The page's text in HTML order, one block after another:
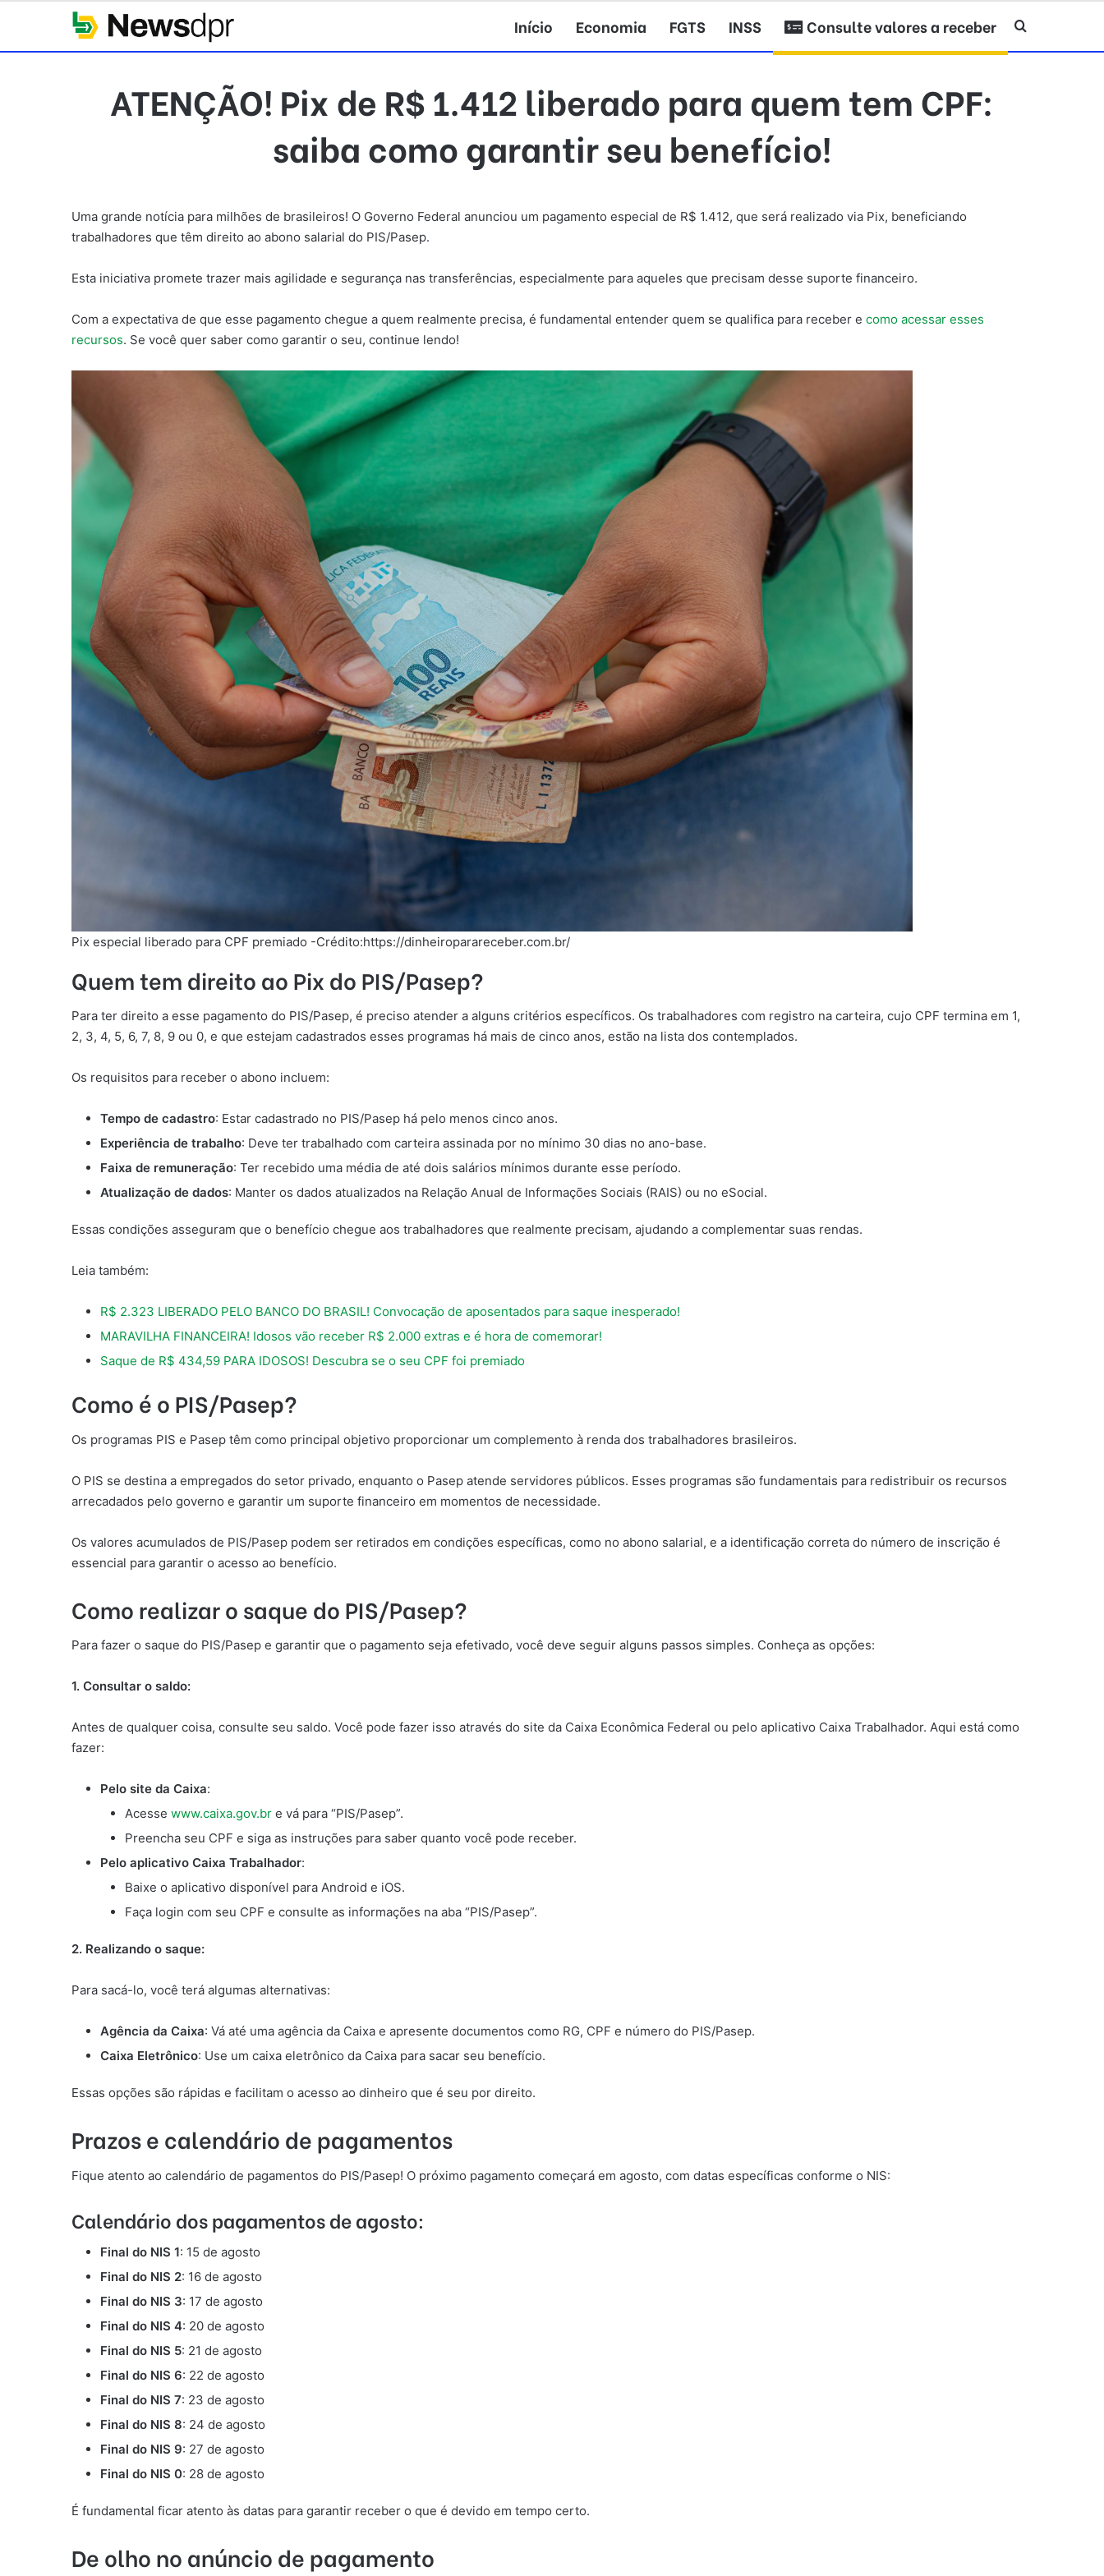
Início Economia FGTS INSS Consulte valores a receber Procurar por
ATENÇÃO! Pix de R$ 1.412 liberado para quem tem CPF:
saiba como garantir seu benefício!
Uma grande notícia para milhões de brasileiros! O Governo Federal anunciou um pagamento especial de R$ 1.412, que será realizado via Pix, beneficiando
trabalhadores que têm direito ao abono salarial do PIS/Pasep.
Esta iniciativa promete trazer mais agilidade e segurança nas transferências, especialmente para aqueles que precisam desse suporte financeiro.
Com a expectativa de que esse pagamento chegue a quem realmente precisa, é fundamental entender quem se qualifica para receber e como acessar esses
recursos. Se você quer saber como garantir o seu, continue lendo!
Pix especial liberado para CPF premiado -Crédito:https://dinheiroparareceber.com.br/
Quem tem direito ao Pix do PIS/Pasep?
Para ter direito a esse pagamento do PIS/Pasep, é preciso atender a alguns critérios específicos. Os trabalhadores com registro na carteira, cujo CPF termina em 1,
2, 3, 4, 5, 6, 7, 8, 9 ou 0, e que estejam cadastrados esses programas há mais de cinco anos, estão na lista dos contemplados.
Os requisitos para receber o abono incluem:
Tempo de cadastro: Estar cadastrado no PIS/Pasep há pelo menos cinco anos.
Experiência de trabalho: Deve ter trabalhado com carteira assinada por no mínimo 30 dias no ano-base.
Faixa de remuneração: Ter recebido uma média de até dois salários mínimos durante esse período.
Atualização de dados: Manter os dados atualizados na Relação Anual de Informações Sociais (RAIS) ou no eSocial.
Essas condições asseguram que o benefício chegue aos trabalhadores que realmente precisam, ajudando a complementar suas rendas.
Leia também:
R$ 2.323 LIBERADO PELO BANCO DO BRASIL! Convocação de aposentados para saque inesperado!
MARAVILHA FINANCEIRA! Idosos vão receber R$ 2.000 extras e é hora de comemorar!
Saque de R$ 434,59 PARA IDOSOS! Descubra se o seu CPF foi premiado
Como é o PIS/Pasep?
Os programas PIS e Pasep têm como principal objetivo proporcionar um complemento à renda dos trabalhadores brasileiros.
O PIS se destina a empregados do setor privado, enquanto o Pasep atende servidores públicos. Esses programas são fundamentais para redistribuir os recursos
arrecadados pelo governo e garantir um suporte financeiro em momentos de necessidade.
Os valores acumulados de PIS/Pasep podem ser retirados em condições específicas, como no abono salarial, e a identificação correta do número de inscrição é
essencial para garantir o acesso ao benefício.
Como realizar o saque do PIS/Pasep?
Para fazer o saque do PIS/Pasep e garantir que o pagamento seja efetivado, você deve seguir alguns passos simples. Conheça as opções:
1. Consultar o saldo:
Antes de qualquer coisa, consulte seu saldo. Você pode fazer isso através do site da Caixa Econômica Federal ou pelo aplicativo Caixa Trabalhador. Aqui está como
fazer:
Pelo site da Caixa:
Acesse www.caixa.gov.br e vá para “PIS/Pasep”.
Preencha seu CPF e siga as instruções para saber quanto você pode receber.
Pelo aplicativo Caixa Trabalhador:
Baixe o aplicativo disponível para Android e iOS.
Faça login com seu CPF e consulte as informações na aba “PIS/Pasep”.
2. Realizando o saque:
Para sacá-lo, você terá algumas alternativas:
Agência da Caixa: Vá até uma agência da Caixa e apresente documentos como RG, CPF e número do PIS/Pasep.
Caixa Eletrônico: Use um caixa eletrônico da Caixa para sacar seu benefício.
Essas opções são rápidas e facilitam o acesso ao dinheiro que é seu por direito.
Prazos e calendário de pagamentos
Fique atento ao calendário de pagamentos do PIS/Pasep! O próximo pagamento começará em agosto, com datas específicas conforme o NIS:
Calendário dos pagamentos de agosto:
Final do NIS 1: 15 de agosto
Final do NIS 2: 16 de agosto
Final do NIS 3: 17 de agosto
Final do NIS 4: 20 de agosto
Final do NIS 5: 21 de agosto
Final do NIS 6: 22 de agosto
Final do NIS 7: 23 de agosto
Final do NIS 8: 24 de agosto
Final do NIS 9: 27 de agosto
Final do NIS 0: 28 de agosto
É fundamental ficar atento às datas para garantir receber o que é devido em tempo certo.
De olho no anúncio de pagamento